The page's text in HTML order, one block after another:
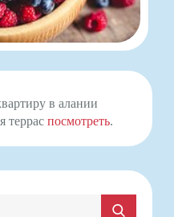
в алании
терраспосмотреть.